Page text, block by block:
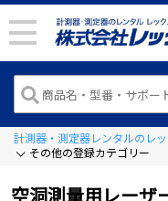
計測器・測定器レンタルのレ
その他の登録カテゴリー
空洞測量用レーザ